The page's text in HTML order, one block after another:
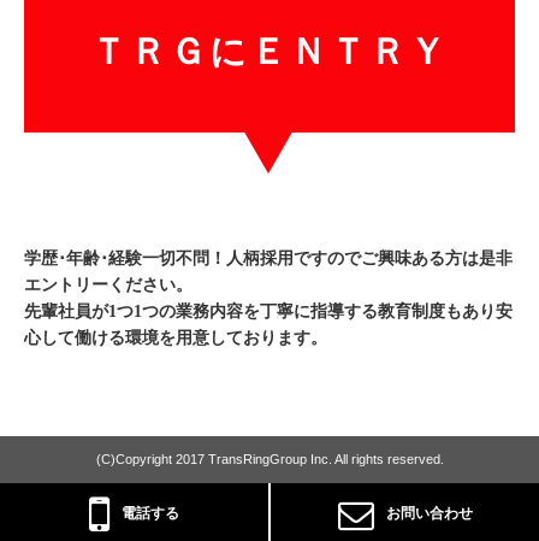
ＴＲＧにＥＮＴＲＹ
学歴･年齢･経験一切不問！人柄採用ですのでご興味ある方は是非
エントリーください。
先輩社員が1つ1つの業務内容を丁寧に指導する教育制度もあり安
心して働ける環境を用意しております。
(C)Copyright 2017 TransRingGroup Inc. All rights reserved.
電話する お問い合わせ